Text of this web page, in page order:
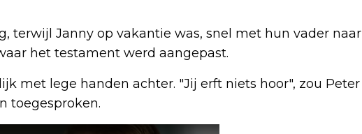
terwijl Janny op vakantie was, snel met hun vader naar
het testament werd aangepast.
met lege handen achter. "Jij erft niets hoor", zou Peter
toegesproken.